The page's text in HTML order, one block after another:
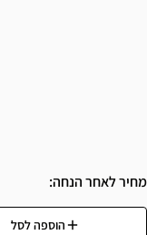
מחיר לאחר הנחה
הוספה לסל